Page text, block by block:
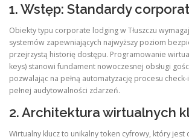
1. Wstęp: Standardy
Obiekty typu corporate lodging w Tłuszczu
systemów zapewniających najwyższy poziom
przejrzystą historię dostępu. Programowanie
keys) stanowi fundament nowoczesnej obsługi
pozwalając na pełną automatyzację procesu
pełnej audytowalności zdarzeń.
2. Architektura wirtualnych
Wirtualny klucz to unikalny token cyfrowy, który jest